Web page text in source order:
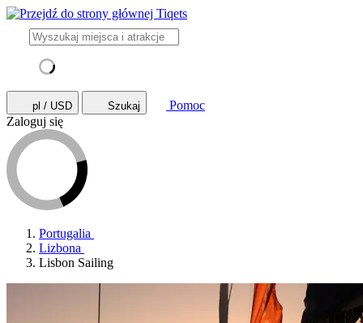
pl / USD Szukaj
Pomoc
Zaloguj się
Portugalia
Lizbona
Lisbon Sailing